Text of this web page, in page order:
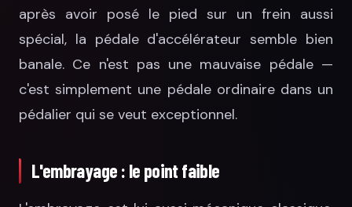
après avoir posé le pied sur un frein aussi
spécial, la pédale d'accélérateur semble bien
banale. Ce n'est pas une mauvaise pédale —
c'est simplement une pédale ordinaire dans un
pédalier qui se veut exceptionnel.
L'embrayage : le point faible